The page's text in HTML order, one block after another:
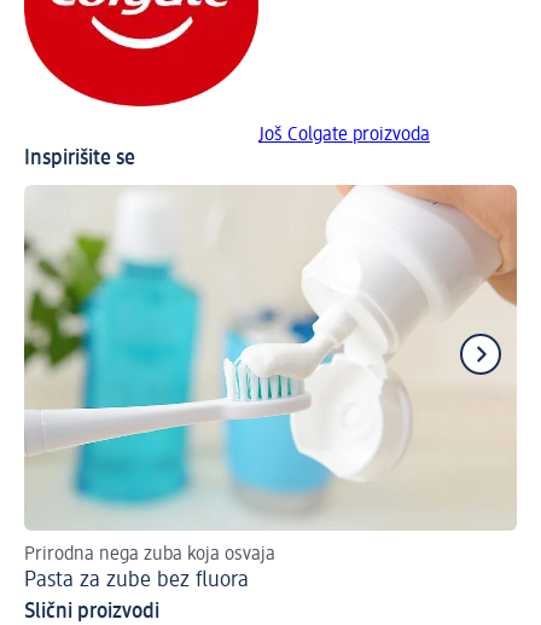
Još Colgate proizvoda
Inspirišite se
Prirodna nega zuba koja osvaja
Pasta za zube bez fluora
Slični proizvodi